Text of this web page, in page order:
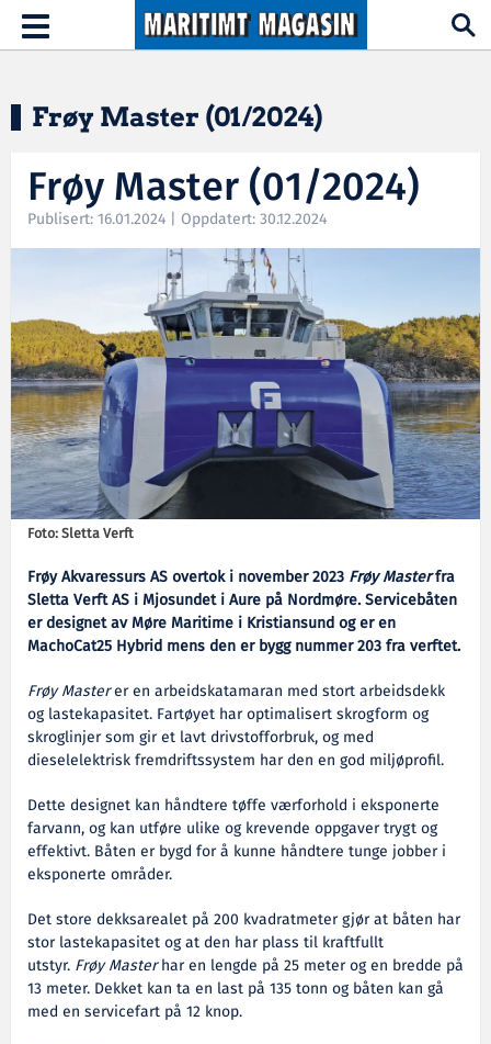
Hopp til hovedinnhold
Toggle
navigation
Frøy Master (01/2024)
Frøy Master (01/2024)
Publisert: 16.01.2024 | Oppdatert: 30.12.2024
Foto: Sletta Verft
Frøy Akvaressurs AS overtok i november 2023 Frøy Masterfra
Sletta Verft AS i Mjosundet i Aure på Nordmøre. Servicebåten
er designet av Møre Maritime i Kristiansund og er en
MachoCat25 Hybrid mens den er bygg nummer 203 fra verftet.
Frøy Masterer en arbeidskatamaran med stort arbeidsdekk
og lastekapasitet. Fartøyet har optimalisert skrogform og
skroglinjer som gir et lavt drivstofforbruk, og med
dieselelektrisk fremdriftssystem har den en god miljøprofil.
Dette designet kan håndtere tøffe værforhold i eksponerte
farvann, og kan utføre ulike og krevende oppgaver trygt og
effektivt. Båten er bygd for å kunne håndtere tunge jobber i
eksponerte områder.
Det store dekksarealet på 200 kvadratmeter gjør at båten har
stor lastekapasitet og at den har plass til kraftfullt
utstyr. Frøy Masterhar en lengde på 25 meter og en bredde på
13 meter. Dekket kan ta en last på 135 tonn og båten kan gå
med en servicefart på 12 knop.